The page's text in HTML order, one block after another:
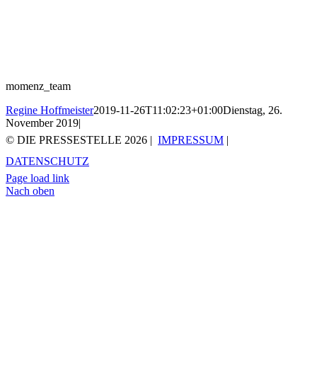
momenz_team
Regine Hoffmeister2019-11-26T11:02:23+01:00Dienstag, 26.
November 2019|
© DIE PRESSESTELLE 2026 | IMPRESSUM |
DATENSCHUTZ
Page load link
Nach oben